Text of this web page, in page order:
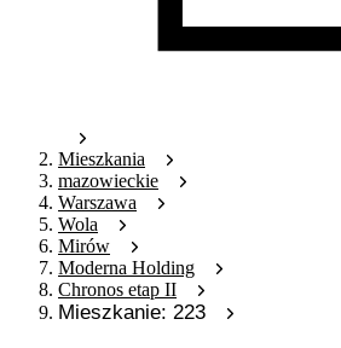
Mieszkania
mazowieckie
Warszawa
Wola
Mirów
Moderna Holding
Chronos etap II
Mieszkanie: 223